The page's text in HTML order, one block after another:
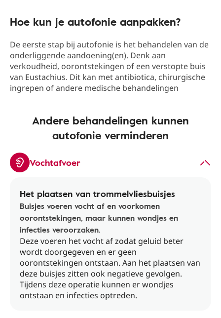
Hoe kun je autofonie aanpakken?
De eerste stap bij autofonie is het behandelen van de
onderliggende aandoening(en). Denk aan
verkoudheid, oorontstekingen of een verstopte buis
van Eustachius. Dit kan met antibiotica, chirurgische
ingrepen of andere medische behandelingen
Andere behandelingen kunnen
autofonie verminderen
Vochtafvoer
Het plaatsen van trommelvliesbuisjes
Buisjes voeren vocht af en voorkomen
oorontstekingen, maar kunnen wondjes en
infecties veroorzaken.
Deze voeren het vocht af zodat geluid beter
wordt doorgegeven en er geen
oorontstekingen ontstaan. Aan het plaatsen van
deze buisjes zitten ook negatieve gevolgen.
Tijdens deze operatie kunnen er wondjes
ontstaan en infecties optreden.